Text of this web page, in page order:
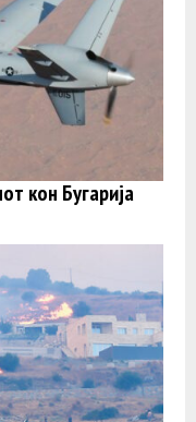
кон Бугарија